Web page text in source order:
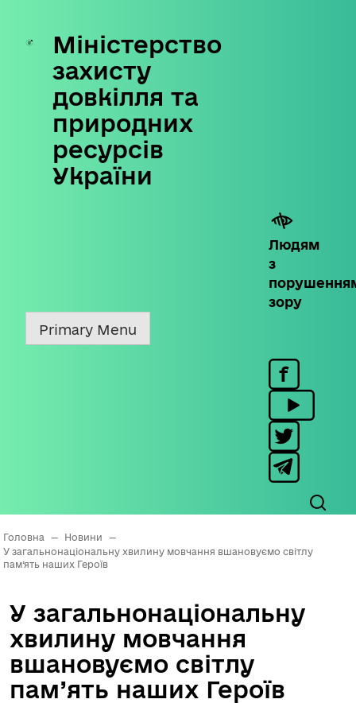
Skip
content
Міністерство
захисту
довкілля та
природних
ресурсів
України
Людям
з
зору
Primary Menu
Головна — Новини
—
У загальнонаціональну хвилину мовчання вшановуємо світлу
пам’ять наших Героїв
У загальнонаціональну
хвилину мовчання
вшановуємо світлу
пам’ять наших Героїв